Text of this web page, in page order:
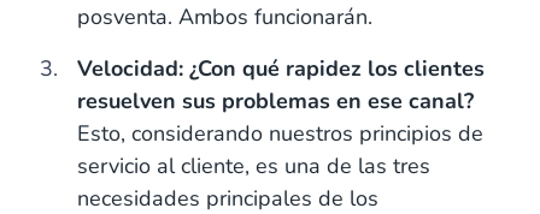
posventa. Ambos funcionarán.
Velocidad: ¿Con qué rapidez los clientes
resuelven sus problemas en ese canal?
Esto, considerando nuestros principios de
servicio al cliente, es una de las tres
necesidades principales de los